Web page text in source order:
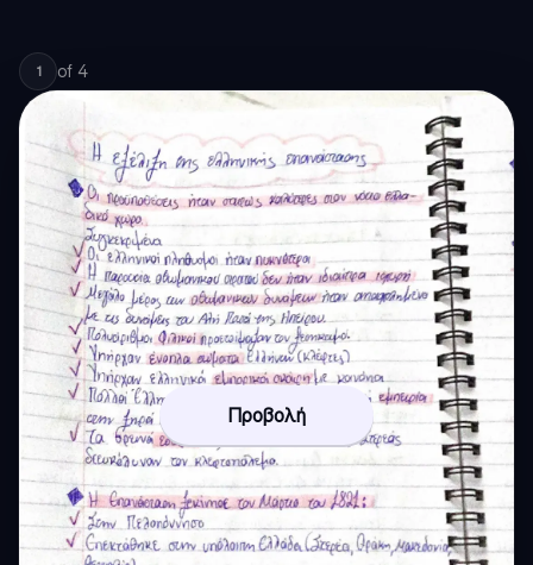
1 of 4
Προβολή